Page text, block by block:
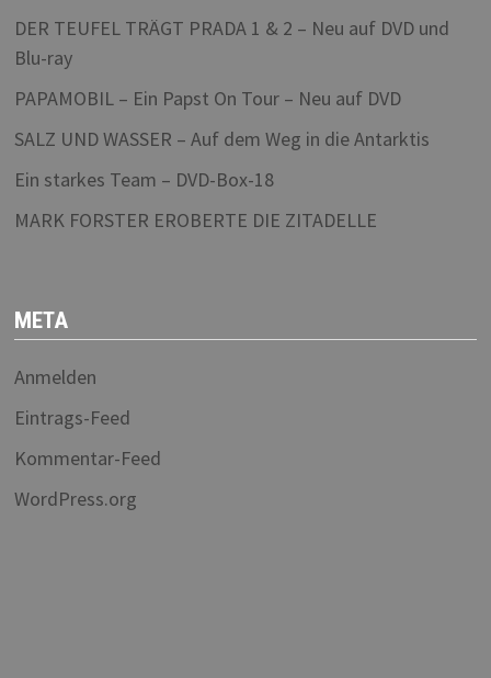
DER TEUFEL TRÄGT PRADA 1 & 2 – Neu auf DVD und
Blu-ray
PAPAMOBIL – Ein Papst On Tour – Neu auf DVD
SALZ UND WASSER – Auf dem Weg in die Antarktis
Ein starkes Team – DVD-Box-18
MARK FORSTER EROBERTE DIE ZITADELLE
META
Anmelden
Eintrags-Feed
Kommentar-Feed
WordPress.org